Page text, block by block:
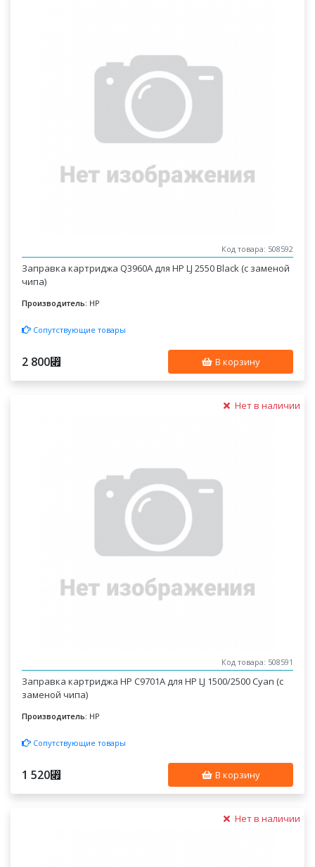
Код товара: 508592
Заправка картриджа Q3960A для HP LJ 2550 Black (с заменой
чипа)
Производитель: HP
Сопутствующие товары
2 800⃏ В корзину
Нет в наличии
Код товара: 508591
Заправка картриджа HP C9701A для HP LJ 1500/2500 Cyan (с
заменой чипа)
Производитель: HP
Сопутствующие товары
1 520⃏ В корзину
Нет в наличии